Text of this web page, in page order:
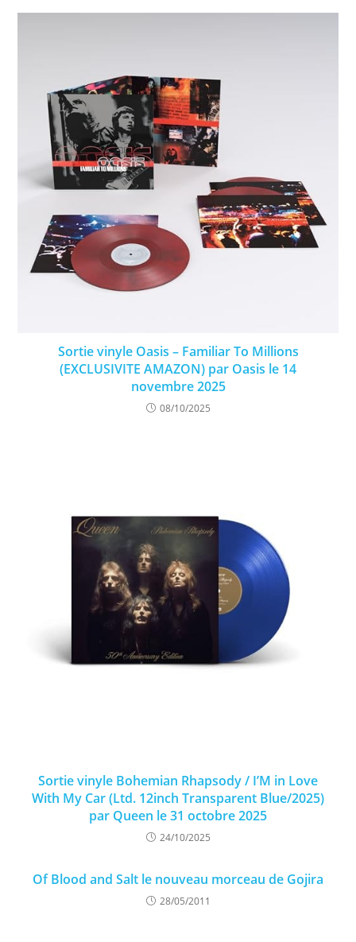
Sortie vinyle Oasis – Familiar To Millions
(EXCLUSIVITE AMAZON) par Oasis le 14
novembre 2025
08/10/2025
Sortie vinyle Bohemian Rhapsody / I’M in Love
With My Car (Ltd. 12inch Transparent Blue/2025)
par Queen le 31 octobre 2025
24/10/2025
Of Blood and Salt le nouveau morceau de Gojira
28/05/2011